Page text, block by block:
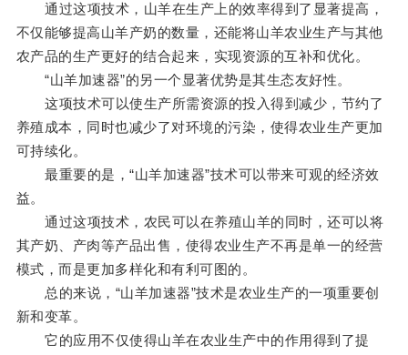
通过这项技术，山羊在生产上的效率得到了显著提高，
不仅能够提高山羊产奶的数量，还能将山羊农业生产与其他
农产品的生产更好的结合起来，实现资源的互补和优化。
“山羊加速器”的另一个显著优势是其生态友好性。
这项技术可以使生产所需资源的投入得到减少，节约了
养殖成本，同时也减少了对环境的污染，使得农业生产更加
可持续化。
最重要的是，“山羊加速器”技术可以带来可观的经济效
益。
通过这项技术，农民可以在养殖山羊的同时，还可以将
其产奶、产肉等产品出售，使得农业生产不再是单一的经营
模式，而是更加多样化和有利可图的。
总的来说，“山羊加速器”技术是农业生产的一项重要创
新和变革。
它的应用不仅使得山羊在农业生产中的作用得到了提